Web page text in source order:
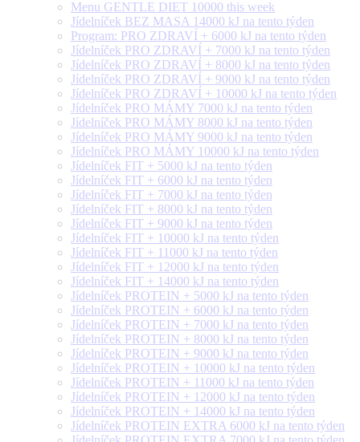
Menu GENTLE DIET 10000 this week
Jídelníček BEZ MASA 14000 kJ na tento týden
Program: PRO ZDRAVÍ + 6000 kJ na tento týden
Jídelníček PRO ZDRAVÍ + 7000 kJ na tento týden
Jídelníček PRO ZDRAVÍ + 8000 kJ na tento týden
Jídelníček PRO ZDRAVÍ + 9000 kJ na tento týden
Jídelníček PRO ZDRAVÍ + 10000 kJ na tento týden
Jídelníček PRO MÁMY 7000 kJ na tento týden
Jídelníček PRO MÁMY 8000 kJ na tento týden
Jídelníček PRO MÁMY 9000 kJ na tento týden
Jídelníček PRO MÁMY 10000 kJ na tento týden
Jídelníček FIT + 5000 kJ na tento týden
Jídelníček FIT + 6000 kJ na tento týden
Jídelníček FIT + 7000 kJ na tento týden
Jídelníček FIT + 8000 kJ na tento týden
Jídelníček FIT + 9000 kJ na tento týden
Jídelníček FIT + 10000 kJ na tento týden
Jídelníček FIT + 11000 kJ na tento týden
Jídelníček FIT + 12000 kJ na tento týden
Jídelníček FIT + 14000 kJ na tento týden
Jídelníček PROTEIN + 5000 kJ na tento týden
Jídelníček PROTEIN + 6000 kJ na tento týden
Jídelníček PROTEIN + 7000 kJ na tento týden
Jídelníček PROTEIN + 8000 kJ na tento týden
Jídelníček PROTEIN + 9000 kJ na tento týden
Jídelníček PROTEIN + 10000 kJ na tento týden
Jídelníček PROTEIN + 11000 kJ na tento týden
Jídelníček PROTEIN + 12000 kJ na tento týden
Jídelníček PROTEIN + 14000 kJ na tento týden
Jídelníček PROTEIN EXTRA 6000 kJ na tento týden